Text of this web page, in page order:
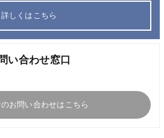
詳しくはこちら
い合わせ窓口
のお問い合わせはこちら